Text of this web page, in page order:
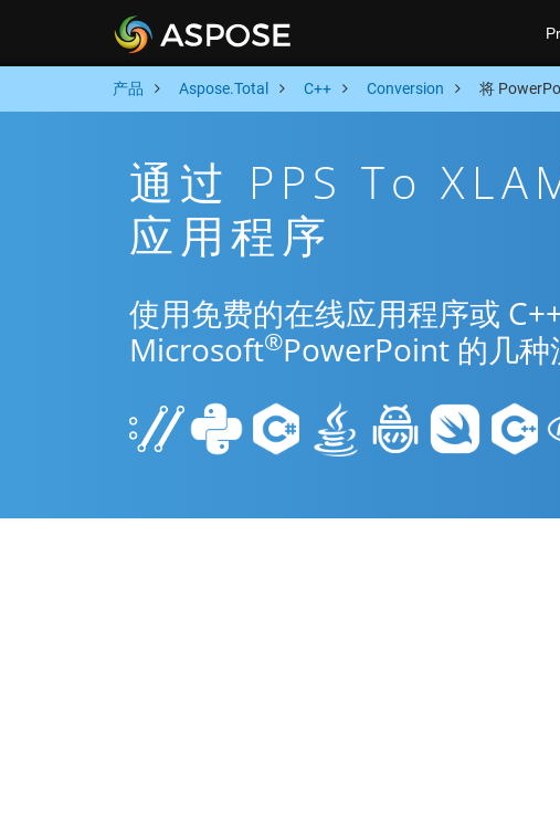
产品 Aspose.Total C++ Conversion 将
通过 PPS To
应用程序
使用免费的在线应用程序或
Microsoft®PowerPoint 的几种